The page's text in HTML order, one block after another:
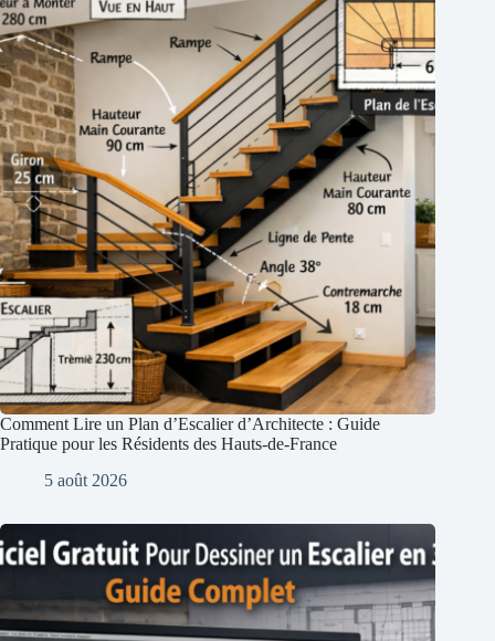
Comment Lire un Plan d’Escalier d’Architecte : Guide
Pratique pour les Résidents des Hauts-de-France
5 août 2026